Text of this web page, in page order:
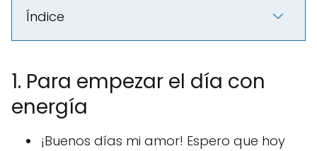
Índice
1. Para empezar el día con
energía
¡Buenos días mi amor! Espero que hoy